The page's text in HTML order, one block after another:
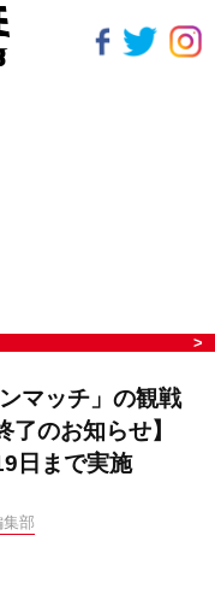
マッチ」の観戦
のお知らせ】
日まで実施
部